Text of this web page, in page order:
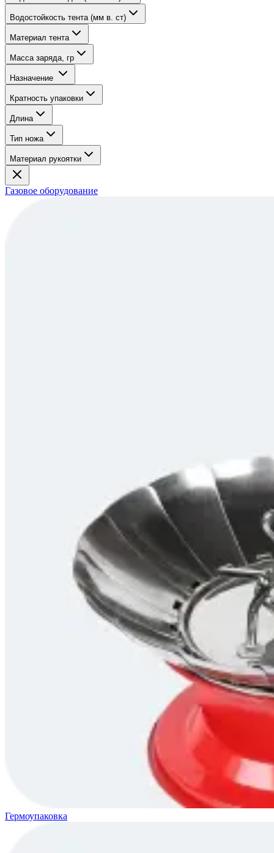
Водостойкость тента (мм в. ст)
Материал тента
Масса заряда, гр
Назначение
Кратность упаковки
Длина
Тип ножа
Материал рукоятки
Газовое оборудование
Гермоупаковка